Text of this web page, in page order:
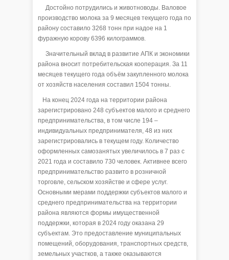
Достойно потрудились и животноводы. Валовое
производство молока за 9 месяцев текущего года по
району составило 3268 тонн при надое на 1
фуражную корову 6396 килограммов.
Значительный вклад в развитие АПК и экономики
района вносит потребительская кооперация. За 11
месяцев текущего года объём закупленного молока
от хозяйств населения составил 1504 тонны.
На конец 2024 года на территории района
зарегистрировано 248 субъектов малого и среднего
предпринимательства, в том числе 194 –
индивидуальных предпринимателя, 48 из них
зарегистрировались в текущем году. Количество
оформленных самозанятых увеличилось в 7 раз с
2021 года и составило 730 человек. Активнее всего
предпринимательство развито в розничной
торговле, сельском хозяйстве и сфере услуг.
Основными мерами поддержки субъектов малого и
среднего предпринимательства на территории
района являются формы имущественной
поддержки, которая в 2024 году оказана 29
субъектам. Это предоставление муниципальных
помещений, оборудования, транспортных средств,
земельных участков, а также оказываются